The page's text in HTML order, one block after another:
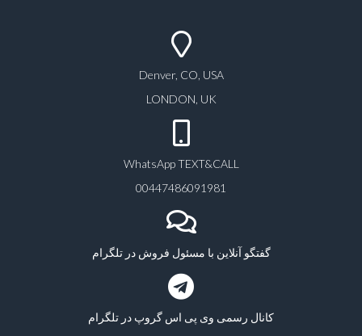
Denver, CO, USA
LONDON, UK
WhatsApp TEXT&CALL
00447486091981
گفتگو آنلاین با مسئول فروش در تلگرام
کانال رسمی وی پی اس گروپ در تلگرام